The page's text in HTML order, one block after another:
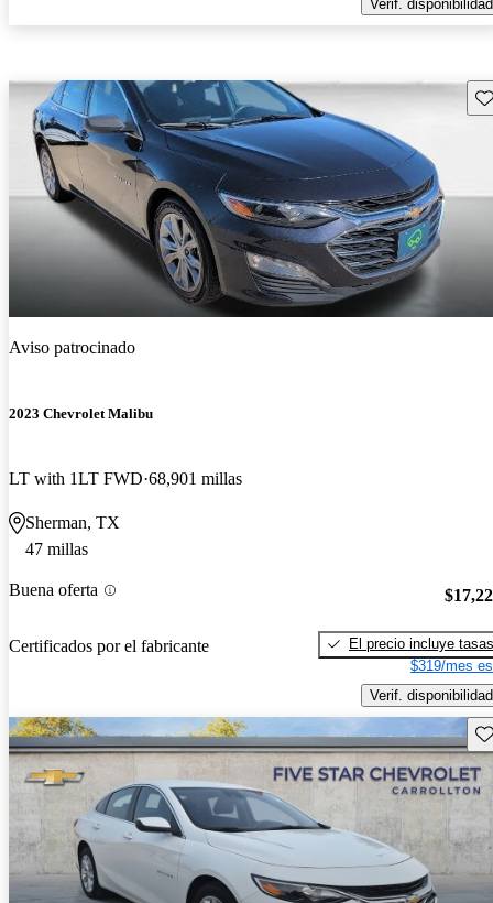
Verif. disponibilidad
Aviso patrocinado
2023 Chevrolet Malibu
LT with 1LT FWD 68,901 millas
Sherman, TX
47 millas
Buena oferta
Certificados por el fabricante
El precio incluye tasas
$319/mes
Verif. disponibilidad